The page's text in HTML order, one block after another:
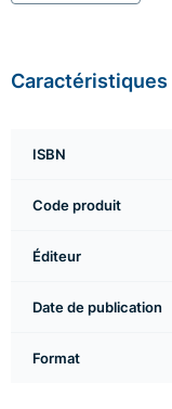
Caractéristiques
ISBN
Code produit
Éditeur
Date de publication
Format